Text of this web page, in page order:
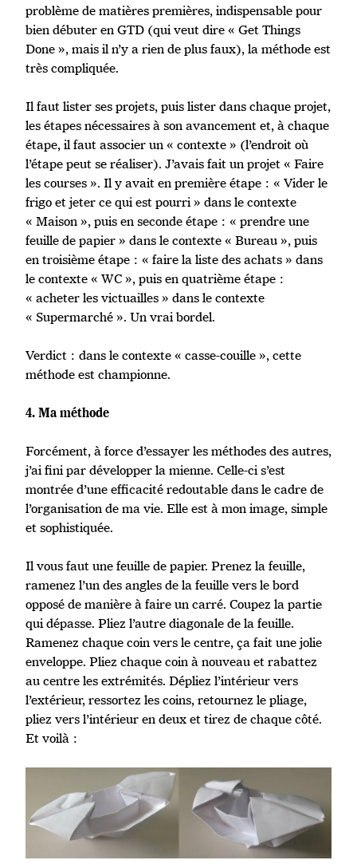
problème de matières premières, indispensable pour
bien débuter en GTD (qui veut dire « Get Things
Done », mais il n’y a rien de plus faux), la méthode est
très compliquée.
Il faut lister ses projets, puis lister dans chaque projet,
les étapes nécessaires à son avancement et, à chaque
étape, il faut associer un « contexte » (l’endroit où
l’étape peut se réaliser). J’avais fait un projet « Faire
les courses ». Il y avait en première étape : « Vider le
frigo et jeter ce qui est pourri » dans le contexte
« Maison », puis en seconde étape : « prendre une
feuille de papier » dans le contexte « Bureau », puis
en troisième étape : « faire la liste des achats » dans
le contexte « WC », puis en quatrième étape :
« acheter les victuailles » dans le contexte
« Supermarché ». Un vrai bordel.
Verdict : dans le contexte « casse-couille », cette
méthode est championne.
4. Ma méthode
Forcément, à force d’essayer les méthodes des autres,
j’ai fini par développer la mienne. Celle-ci s’est
montrée d’une efficacité redoutable dans le cadre de
l’organisation de ma vie. Elle est à mon image, simple
et sophistiquée.
Il vous faut une feuille de papier. Prenez la feuille,
ramenez l’un des angles de la feuille vers le bord
opposé de manière à faire un carré. Coupez la partie
qui dépasse. Pliez l’autre diagonale de la feuille.
Ramenez chaque coin vers le centre, ça fait une jolie
enveloppe. Pliez chaque coin à nouveau et rabattez
au centre les extrémités. Dépliez l’intérieur vers
l’extérieur, ressortez les coins, retournez le pliage,
pliez vers l’intérieur en deux et tirez de chaque côté.
Et voilà :